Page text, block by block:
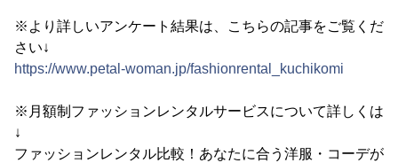
※より詳しいアンケート結果は、こちらの記事をご覧くだ
さい↓
https://www.petal-woman.jp/fashionrental_kuchikomi
※月額制ファッションレンタルサービスについて詳しくは
↓
ファッションレンタル比較！あなたに合う洋服・コーデが